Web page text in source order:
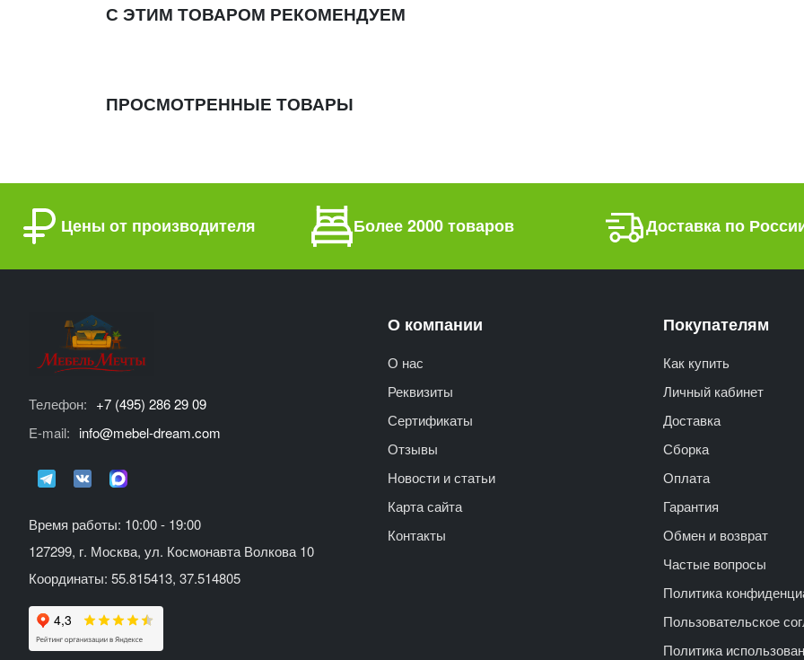
С ЭТИМ ТОВАРОМ РЕКОМЕНДУЕМ
ПРОСМОТРЕННЫЕ ТОВАРЫ
Цены от производителя Более 2000 товаров Доставка по
Телефон: +7 (495) 286 29 09
E-mail: info@mebel-dream.com
Время работы: 10:00 - 19:00
127299, г. Москва, ул. Космонавта Волкова 10
Координаты: 55.815413, 37.514805
О компании
О нас
Реквизиты
Сертификаты
Отзывы
Новости и статьи
Карта сайта
Контакты
Покупателям
Как купить
Личный кабинет
Доставка
Сборка
Оплата
Гарантия
Обмен и возврат
Частые вопросы
Политика
Пользовательское
Политика